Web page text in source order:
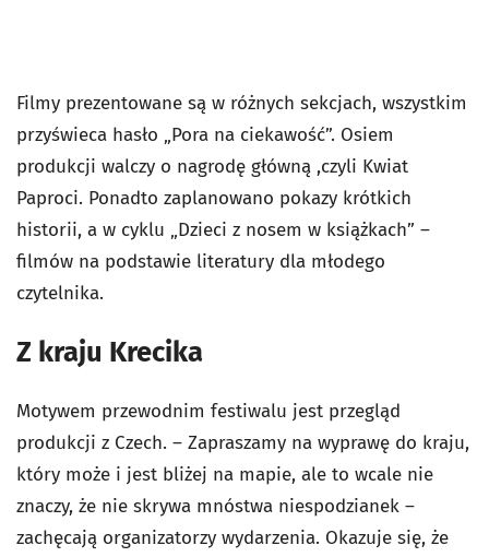
Filmy prezentowane są w różnych sekcjach, wszystkim
przyświeca hasło „Pora na ciekawość”. Osiem
produkcji walczy o nagrodę główną ,czyli Kwiat
Paproci. Ponadto zaplanowano pokazy krótkich
historii, a w cyklu „Dzieci z nosem w książkach” –
filmów na podstawie literatury dla młodego
czytelnika.
Z kraju Krecika
Motywem przewodnim festiwalu jest przegląd
produkcji z Czech. – Zapraszamy na wyprawę do kraju,
który może i jest bliżej na mapie, ale to wcale nie
znaczy, że nie skrywa mnóstwa niespodzianek –
zachęcają organizatorzy wydarzenia. Okazuje się, że